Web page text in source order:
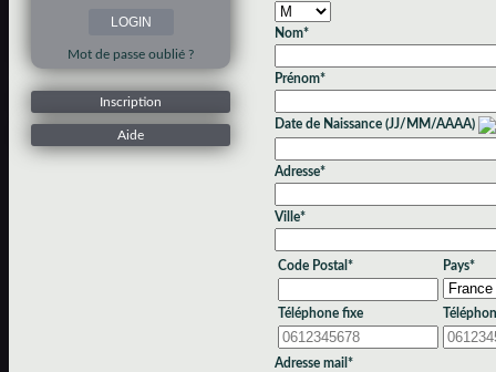
Mot de passe oublié ?
Inscription
Aide
Nom*
Prénom*
Date de Naissance (JJ/MM/AAAA)
Adresse*
Ville*
Code Postal* Pays*
Téléphone fixe
Adresse mail*